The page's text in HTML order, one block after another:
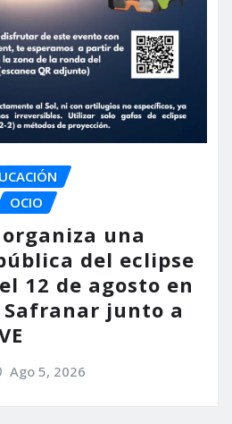
OCIO
una
del eclipse
12 de agosto en
junto a
Ago 5, 2026